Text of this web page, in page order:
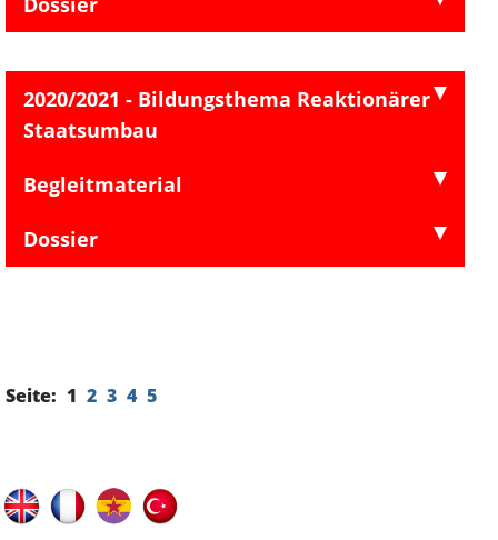
2020/2021 - Bildungsthema Reaktionärer
Staatsumbau
Begleitmaterial
Dossier
Seite: 1 2 3 4 5